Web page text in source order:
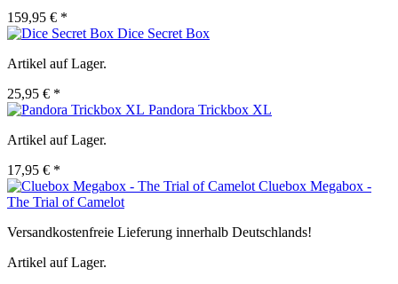
159,95 € *
Dice Secret Box
Artikel auf Lager.
25,95 € *
Pandora Trickbox XL
Artikel auf Lager.
17,95 € *
Cluebox Megabox -
The Trial of Camelot
Versandkostenfreie Lieferung innerhalb Deutschlands!
Artikel auf Lager.